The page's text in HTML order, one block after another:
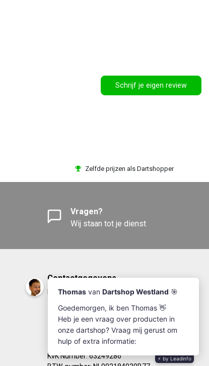
Schrijf je eigen review
Zelfde prijzen als Dartshopper
Vragen?
Wij staan tot je dienst
Contactgegevens
DartshopWestland.nl
info@dartshopwestland.nl
Kleine Woerdlaan 19
2671 CA - Naaldwijk
KvK Number: 63249286